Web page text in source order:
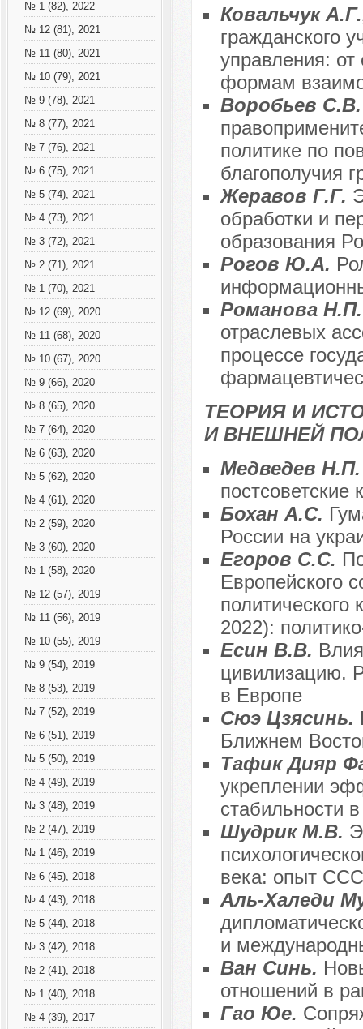
№ 1 (82), 2022
№ 12 (81), 2021
№ 11 (80), 2021
№ 10 (79), 2021
№ 9 (78), 2021
№ 8 (77), 2021
№ 7 (76), 2021
№ 6 (75), 2021
№ 5 (74), 2021
№ 4 (73), 2021
№ 3 (72), 2021
№ 2 (71), 2021
№ 1 (70), 2021
№ 12 (69), 2020
№ 11 (68), 2020
№ 10 (67), 2020
№ 9 (66), 2020
№ 8 (65), 2020
№ 7 (64), 2020
№ 6 (63), 2020
№ 5 (62), 2020
№ 4 (61), 2020
№ 2 (59), 2020
№ 3 (60), 2020
№ 1 (58), 2020
№ 12 (57), 2019
№ 11 (56), 2019
№ 10 (55), 2019
№ 9 (54), 2019
№ 8 (53), 2019
№ 7 (52), 2019
№ 6 (51), 2019
№ 5 (50), 2019
№ 4 (49), 2019
№ 3 (48), 2019
№ 2 (47), 2019
№ 1 (46), 2019
№ 6 (45), 2018
№ 4 (43), 2018
№ 5 (44), 2018
№ 3 (42), 2018
№ 2 (41), 2018
№ 1 (40), 2018
№ 4 (39), 2017
Ковальчук
гражданского
управления:
формам
Воробьев
политике по
благополучия
Жеравов Г.Г.
обработки и
образования
Рогов Ю.А.
Романова
отраслевых
процессе
ТЕОРИЯ И
И ВНЕШНЕЙ
Медведев
постсоветские
Бохан А.С.
России на
Егоров С.С.
Европейского
2022):
Есин В.В.
цивилизацию.
в Европе
Сюэ Цзясинь.
Ближнем
Тафик Дияр
укреплении
стабильности
Шудрик М.В.
века: опыт
Аль-Халеди
и
Ван Синь.
отношений в
Гао Юе.